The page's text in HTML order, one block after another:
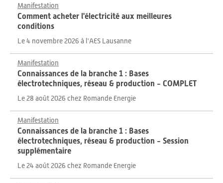
Manifestation
Comment acheter l'électricité aux meilleures
conditions
Le 4 novembre 2026 à l'AES Lausanne
Manifestation
Connaissances de la branche 1 : Bases
électrotechniques, réseau & production - COMPLET
Le 28 août 2026 chez Romande Energie
Manifestation
Connaissances de la branche 1 : Bases
électrotechniques, réseau & production - Session
supplémentaire
Le 24 août 2026 chez Romande Energie